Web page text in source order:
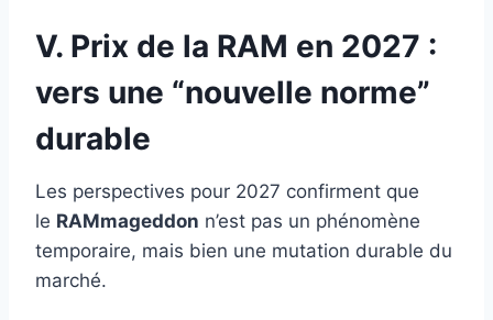
V. Prix de la RAM en 2027 :
vers une “nouvelle norme”
durable
Les perspectives pour 2027 confirment que
le RAMmageddon n’est pas un phénomène
temporaire, mais bien une mutation durable du
marché.